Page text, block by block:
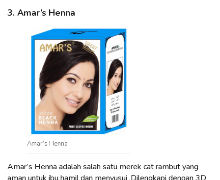
3. Amar’s Henna
Amar’s Henna
Amar’s Henna adalah salah satu merek cat rambut yang